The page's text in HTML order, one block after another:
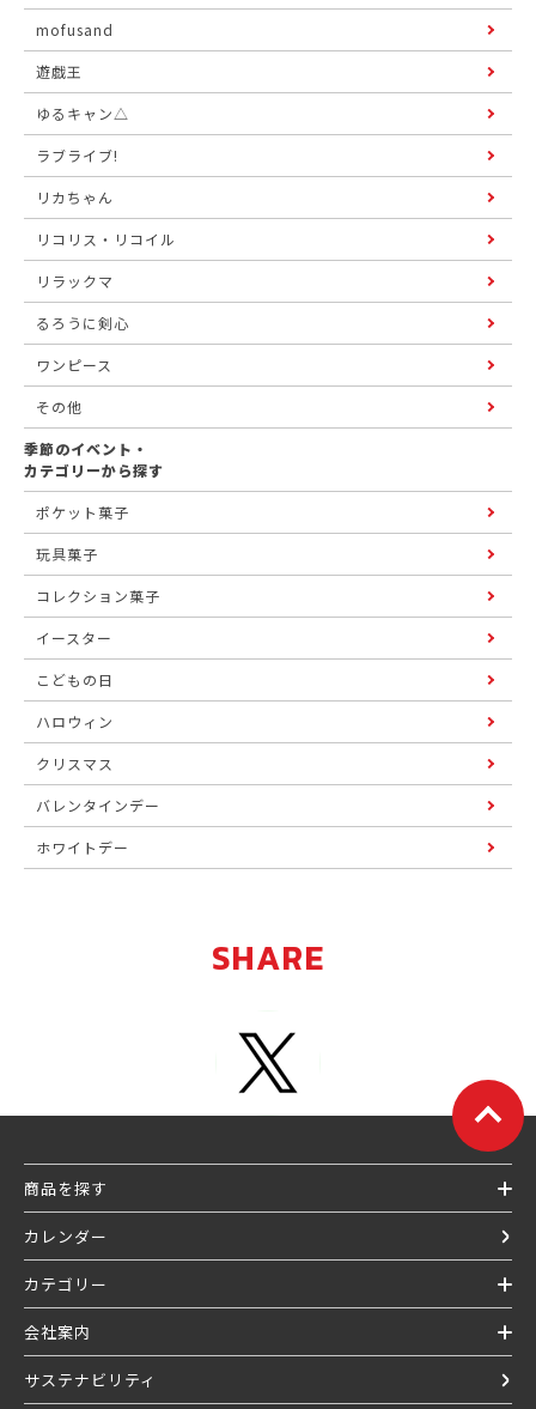
mofusand
遊戯王
ゆるキャン△
ラブライブ!
リカちゃん
リコリス・リコイル
リラックマ
るろうに剣心
ワンピース
その他
季節のイベント・
カテゴリーから探す
ポケット菓子
玩具菓子
コレクション菓子
イースター
こどもの日
ハロウィン
クリスマス
バレンタインデー
ホワイトデー
SHARE
商品を探す
カレンダー
カテゴリー
会社案内
サステナビリティ